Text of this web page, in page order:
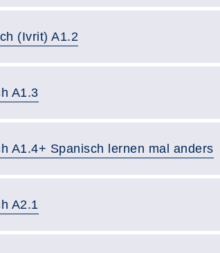
(Ivrit) A1.2
A1.3
A1.4+ Spanisch lernen mal anders
A2.1